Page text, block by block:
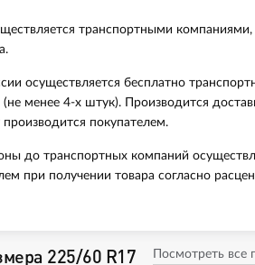
транспортными
осуществляется бесплатно
менее 4-х штук). Производится
покупателем.
до транспортных компаний
при получении товара согласно
225/60 R17 Посмотреть